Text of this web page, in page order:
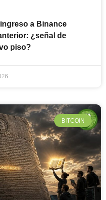
a Binance
¿señal de
piso?
BITCOIN